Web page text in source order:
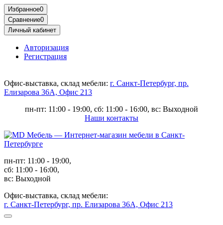
Избранное0
Сравнение0
Личный кабинет
Авторизация
Регистрация
Офис-выставка, склад мебели: г. Санкт-Петербург, пр.
Елизарова 36А, Офис 213
пн-пт: 11:00 - 19:00, сб: 11:00 - 16:00, вс: Выходной
Наши контакты
пн-пт: 11:00 - 19:00,
сб: 11:00 - 16:00,
вс: Выходной
Офис-выставка, склад мебели:
г. Санкт-Петербург, пр. Елизарова 36А, Офис 213